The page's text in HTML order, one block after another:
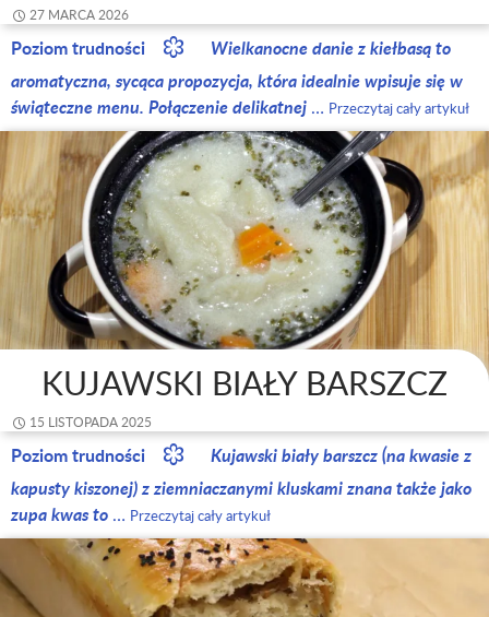
27 MARCA 2026
Poziom trudności
Wielkanocne danie z kiełbasą to
aromatyczna, sycąca propozycja, która idealnie wpisuje się w
świąteczne menu. Połączenie delikatnej … Przeczytaj cały artykuł
KUJAWSKI BIAŁY BARSZCZ
15 LISTOPADA 2025
Poziom trudności
Kujawski biały barszcz (na kwasie z
kapusty kiszonej) z ziemniaczanymi kluskami znana także jako
zupa kwas to … Przeczytaj cały artykuł